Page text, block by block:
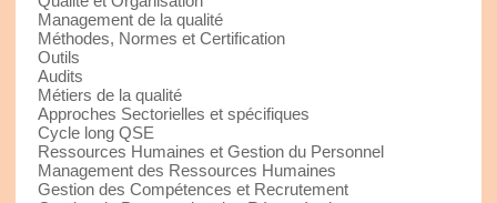
Management de la qualité
Méthodes, Normes et Certification
Outils
Audits
Métiers de la qualité
Approches Sectorielles et spécifiques
Cycle long QSE
Ressources Humaines et Gestion du Personnel
Management des Ressources Humaines
Gestion des Compétences et Recrutement